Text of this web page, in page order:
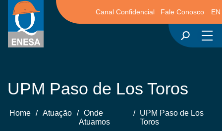
Canal Confidencial Fale Conosco EN
UPM Paso de Los Toros
Home / Atuação / Onde
Atuamos
/ UPM Paso de Los
Toros